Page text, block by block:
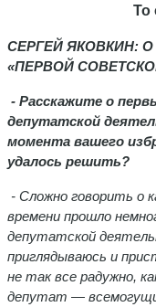
То
СЕРГЕЙ ЯКОВКИН: О
«ПЕРВОЙ
- Расскажите о
депутатской
момента вашего
удалось решить?
- Сложно говорить о
времени прошло
депутатской
приглядываюсь и
не так все радужно,
депутат —